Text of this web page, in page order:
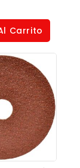
Carrito